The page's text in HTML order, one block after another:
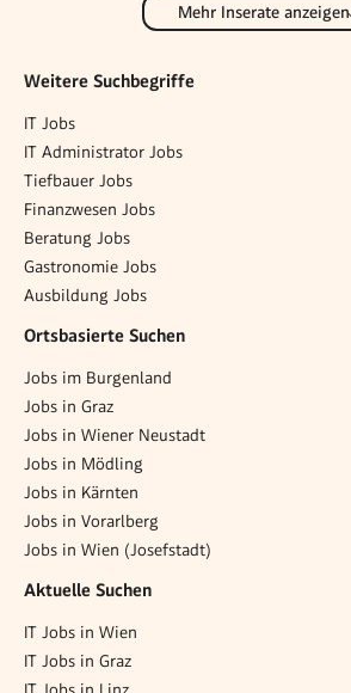
Mehr Inserate anzeigen
Weitere Suchbegriffe
IT Jobs
IT Administrator Jobs
Tiefbauer Jobs
Finanzwesen Jobs
Beratung Jobs
Gastronomie Jobs
Ausbildung Jobs
Ortsbasierte Suchen
Jobs im Burgenland
Jobs in Graz
Jobs in Wiener Neustadt
Jobs in Mödling
Jobs in Kärnten
Jobs in Vorarlberg
Jobs in Wien (Josefstadt)
Aktuelle Suchen
IT Jobs in Wien
IT Jobs in Graz
IT Jobs in Linz